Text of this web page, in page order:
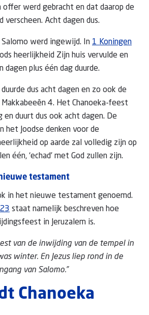
offer werd gebracht en dat daarop de
verscheen. Acht dagen dus.
werd ingewijd. In 1 Koningen
heerlijkheid Zijn huis vervulde en
plus één dag duurde.
dus acht dagen en zo ook de
4. Het Chanoeka-feest
en duurt dus ook acht dagen. De
het Joodse denken voor de
op aarde zal volledig zijn op
één, ‘echad’ met God zullen zijn.
testament
in het nieuwe testament genoemd.
staat namelijk beschreven hoe
in Jeruzalem is.
van de inwijding van de tempel in
winter. En Jezus liep rond in de
van Salomo.”
Chanoeka